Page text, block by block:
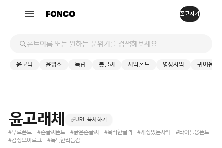
윤고딕 윤명조 독립 붓글씨 자막폰트 영상자막 귀여운
윤고래체 URL 복사하기
#무료폰트 #손글씨폰트 #굵은손글씨 #묵직한필력 #개성있는자막
#타이틀용폰트
#감성브이로그
#독특한리듬감